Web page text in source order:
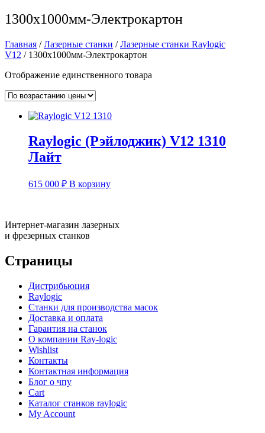
1300x1000мм-Электрокартон
Главная /Лазерные станки /Лазерные станки Raylogic
V12 / 1300x1000мм-Электрокартон
Отображение единственного товара
Raylogic (Рэйлоджик) V12 1310
Лайт
615 000 ₽ В корзину
Интернет-магазин лазерных
и фрезерных станков
Страницы
Дистрибьюция
Raylogic
Станки для производства масок
Доставка и оплата
Гарантия на станок
О компании Ray-logic
Wishlist
Контакты
Контактная информация
Блог о чпу
Cart
Каталог станков raylogic
My Account